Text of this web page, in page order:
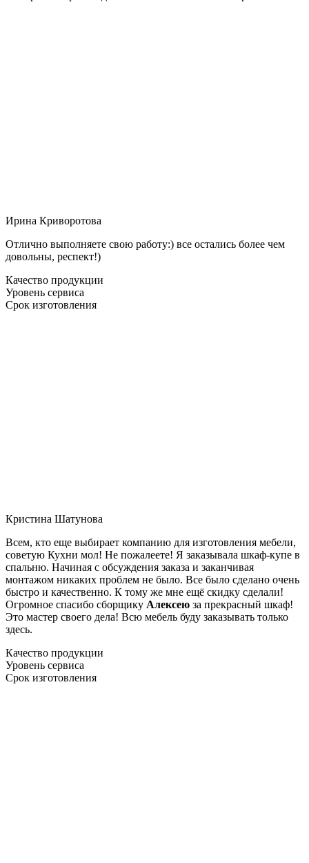
Ирина Криворотова
Отлично выполняете свою работу:) все остались более чем
довольны, респект!)
Качество продукции
Уровень сервиса
Срок изготовления
Кристина Шатунова
Всем, кто еще выбирает компанию для изготовления мебели,
советую Кухни мол! Не пожалеете! Я заказывала шкаф-купе в
спальню. Начиная с обсуждения заказа и заканчивая
монтажом никаких проблем не было. Все было сделано очень
быстро и качественно. К тому же мне ещё скидку сделали!
Огромное спасибо сборщику Алексею за прекрасный шкаф!
Это мастер своего дела! Всю мебель буду заказывать только
здесь.
Качество продукции
Уровень сервиса
Срок изготовления